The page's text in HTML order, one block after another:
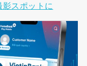
スポットに